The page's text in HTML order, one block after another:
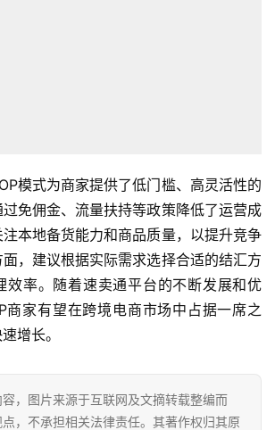
模式为商家提供了低门槛、高灵活性的
免佣金、流量扶持等政策降低了运营成
本地备货能力和商品质量，以提升竞争
，建议根据实际需求选择合适的结汇方
效率。随着速卖通平台的不断发展和优
商家有望在跨境电商市场中占据一席之
增长。
，图片来源于互联网及文摘转载整编而
，不承担相关法律责任。其著作权归其原